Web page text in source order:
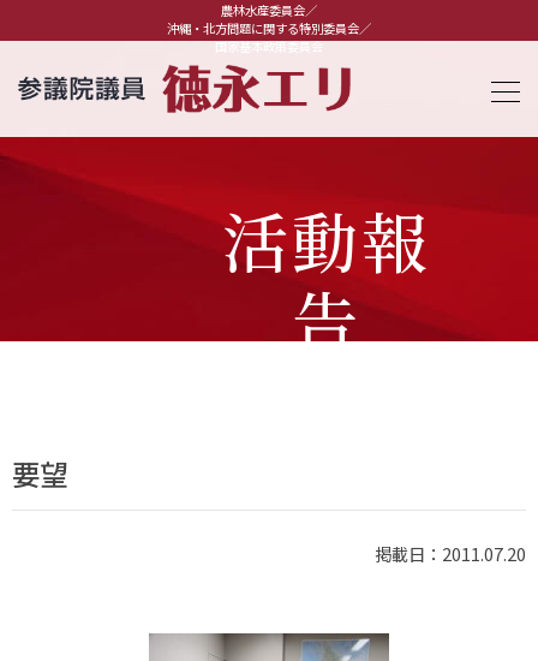
農林水産委員会／
沖縄・北方問題に関する特別委員会／
国家基本政策委員会
活動報
告
要望
掲載日：2011.07.20